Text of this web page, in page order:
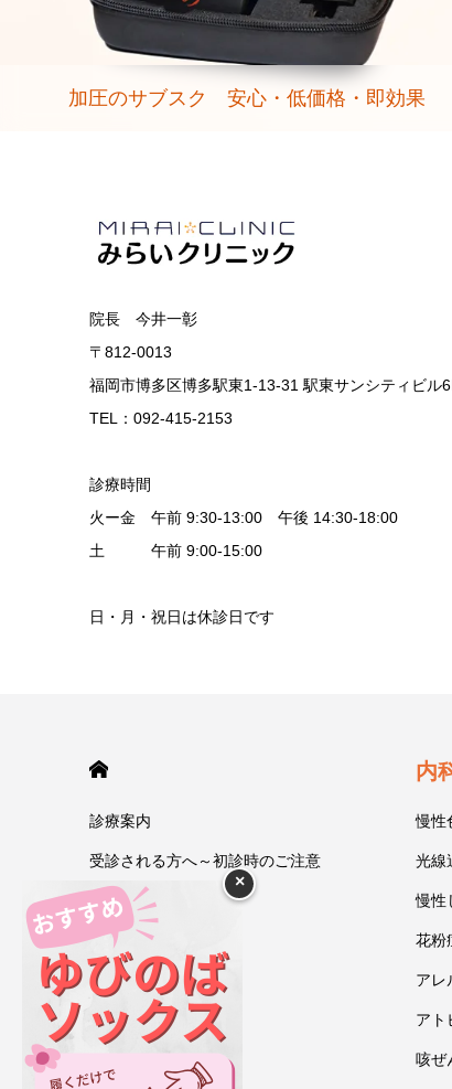
加圧のサブスク 安心・低価格・即効果
院長 今井一彰
〒812-0013
福岡市博多区博多駅東1-13-31 駅東サンシティビル
TEL：092-415-2153
診療時間
火ー金 午前 9:30-13:00 午後 14:30-18:00
土 午前 9:00-15:00
日・月・祝日は休診日です
診療案内
受診される方へ～初診時のご注意
今井一彰 院長紹介
あいうべ体操
ゆびのば体操
ブログ
アクセス・地図
内
慢性
光線
慢性
花粉
アレ
アト
咳ぜ
×